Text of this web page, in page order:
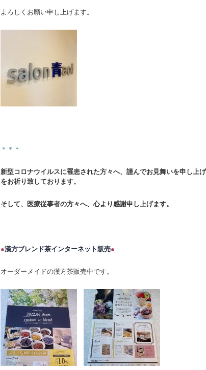
よろしくお願い申し上げます。
＊＊＊
新型コロナウイルスに罹患された方々へ、謹んでお見舞いを申し上
をお祈り致しております。
そして、医療従事者の方々へ、心より感謝申し上げます。
●漢方ブレンド茶インターネット販売●
オーダーメイドの漢方茶販売中です。